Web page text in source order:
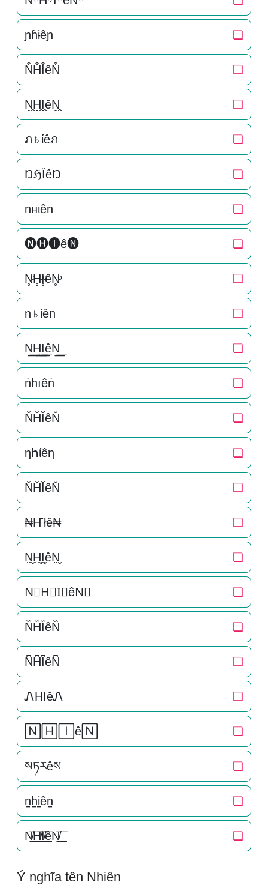
ɲɦɨêɲ ❏
N͒H͒I͒êN͒ ❏
N̬̤̯H̬̤̯I̬̤̯êN̬̤̯ ❏
ภ♄ίêภ ❏
ŊℌĬêŊ ❏
nнιên ❏
🅝🅗🅘ê🅝 ❏
N̥ͦH̥ͦI̥ͦêN̥ͦ ❏
n♄ίên ❏
N͟͟H͟͟I͟͟êN͟͟ ❏
ṅһıêṅ ❏
N̆H̆ĬêN̆ ❏
ηհίêη ❏
N̆H̆ĬêN̆ ❏
₦Ҥłê₦ ❏
N̤̮H̤̮I̤̮êN̤̮ ❏
N⃘H⃘I⃘êN⃘ ❏
N᷈H᷈I᷈êN᷈ ❏
N͆H͆I͆êN͆ ❏
ᏁHIêᏁ ❏
🄽🄷🄸ê🄽 ❏
སཏརêས ❏
n̠h̠i̠ên̠ ❏
N̸͟͞H̸͟͞I̸͟͞êN̸͟͞ ❏
Ý nghĩa tên Nhiên